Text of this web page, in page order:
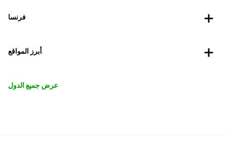
فرنسا
أبرز المواقع
عرض جميع الدول